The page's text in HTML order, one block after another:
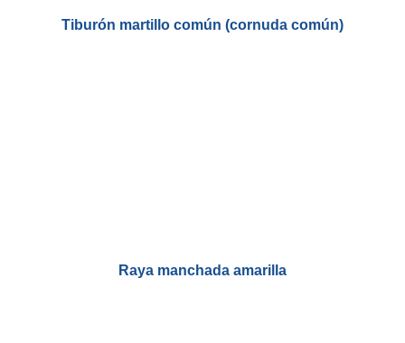
Tiburón martillo común (cornuda común)
Raya manchada amarilla